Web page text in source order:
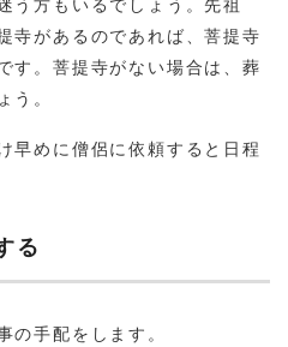
寺があるのであれば、菩提寺
す。菩提寺がない場合は、葬
。
早めに僧侶に依頼すると日程
る
の手配をします。